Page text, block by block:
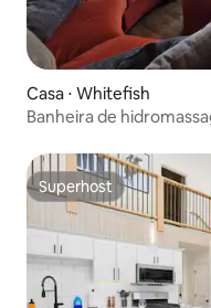
Casa ⋅ Whitefish
Banheira de
Superhost
Superhost